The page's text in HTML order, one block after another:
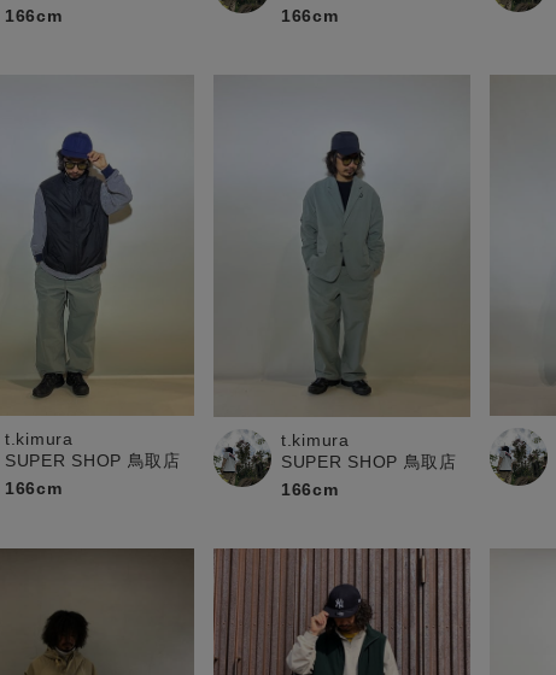
166cm
166cm
t.kimura
SUPER SHOP 鳥取店
166cm
t.kimura
SUPER SHOP 鳥取店
166cm